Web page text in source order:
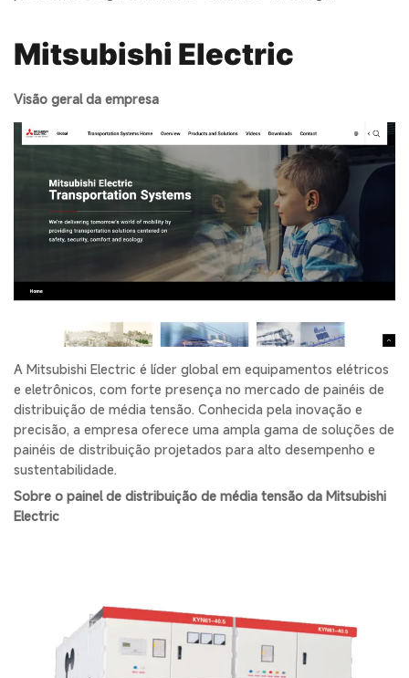
Mitsubishi Electric
Visão geral da empresa
A Mitsubishi Electric é líder global em equipamentos elétricos
e eletrônicos, com forte presença no mercado de painéis de
distribuição de média tensão. Conhecida pela inovação e
precisão, a empresa oferece uma ampla gama de soluções de
painéis de distribuição projetados para alto desempenho e
sustentabilidade.
Sobre o painel de distribuição de média tensão da Mitsubishi
Electric